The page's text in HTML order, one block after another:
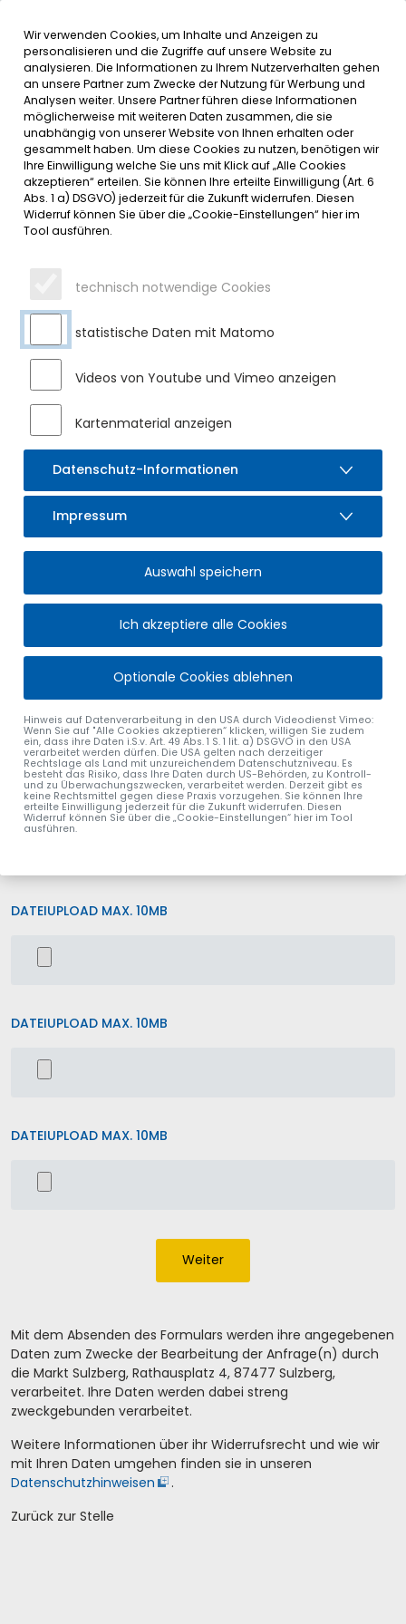
Inhalt der Seite anspringen
Informationen undMENÜ
SERVICE
ONLINE BEWERBUNG
Leitung der Abteilung Krippe (m/w/d)
NACHNAME
VORNAME*
STRASSE
PLZ* ORT*
TELEFON
E-MAIL*
DATEIUPLOAD MAX. 10MB
DATEIUPLOAD MAX. 10MB
DATEIUPLOAD MAX. 10MB
Weiter
Mit dem Absenden des Formulars werden ihre angegebenen
Daten zum Zwecke der Bearbeitung der Anfrage(n) durch
die Markt Sulzberg, Rathausplatz 4, 87477 Sulzberg,
verarbeitet. Ihre Daten werden dabei streng
zweckgebunden verarbeitet.
Weitere Informationen über ihr Widerrufsrecht und wie wir
mit Ihren Daten umgehen finden sie in unseren
Datenschutzhinweisen
.
Zurück zur Stelle
Wir verwenden Cookies, um Inhalte und Anzeigen zu
personalisieren und die Zugriffe auf unsere Website zu
analysieren. Die Informationen zu Ihrem Nutzerverhalten gehen
an unsere Partner zum Zwecke der Nutzung für Werbung und
Analysen weiter. Unsere Partner führen diese Informationen
möglicherweise mit weiteren Daten zusammen, die sie
unabhängig von unserer Website von Ihnen erhalten oder
gesammelt haben. Um diese Cookies zu nutzen, benötigen wir
Ihre Einwilligung welche Sie uns mit Klick auf „Alle Cookies
akzeptieren“ erteilen. Sie können Ihre erteilte Einwilligung (Art. 6
Abs. 1 a) DSGVO) jederzeit für die Zukunft widerrufen. Diesen
Widerruf können Sie über die „Cookie-Einstellungen“ hier im
Tool ausführen.
technisch notwendige Cookies
statistische Daten mit Matomo
Videos von Youtube und Vimeo anzeigen
Kartenmaterial anzeigen
Datenschutz-Informationen
Impressum
Auswahl speichern
Ich akzeptiere alle Cookies
Optionale Cookies ablehnen
Hinweis auf Datenverarbeitung in den USA durch Videodienst Vimeo:
Wenn Sie auf "Alle Cookies akzeptieren“ klicken, willigen Sie zudem
ein, dass ihre Daten i.S.v. Art. 49 Abs. 1 S. 1 lit. a) DSGVO in den USA
verarbeitet werden dürfen. Die USA gelten nach derzeitiger
Rechtslage als Land mit unzureichendem Datenschutzniveau. Es
besteht das Risiko, dass Ihre Daten durch US-Behörden, zu Kontroll-
und zu Überwachungszwecken, verarbeitet werden. Derzeit gibt es
keine Rechtsmittel gegen diese Praxis vorzugehen. Sie können Ihre
erteilte Einwilligung jederzeit für die Zukunft widerrufen. Diesen
Widerruf können Sie über die „Cookie-Einstellungen“ hier im Tool
ausführen.